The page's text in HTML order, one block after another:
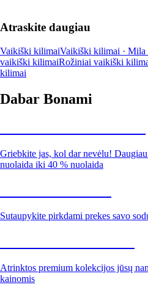
Atraskite daugiau
Vaikiški kilimaiVaikiški kilimai · Mila
vaikiški kilimaiRožiniai vaikiški
kilimai
Dabar Bonami
Griebkite jas, kol dar nevėlu!
nuolaida iki 40 % nuolaida
Sutaupykite pirkdami prekes savo
Atrinktos premium kolekcijos jūsų
kainomis